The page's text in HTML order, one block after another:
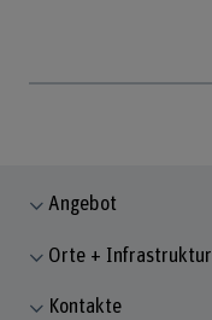
Angebot
Orte + Infrastruktur
Kontakte